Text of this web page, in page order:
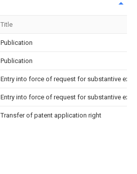
Title
Publication
Publication
Entry into force of request for substantive
Entry into force of request for substantive
Transfer of patent application right